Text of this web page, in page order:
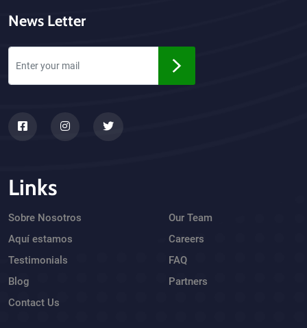
News Letter
Links
Sobre Nosotros
Aquí estamos
Testimonials
Blog
Contact Us
Our Team
Careers
FAQ
Partners